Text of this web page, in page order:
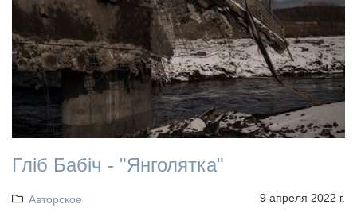
Гліб Бабіч - "Янголятка"
Авторское 9 апреля 2022 г.